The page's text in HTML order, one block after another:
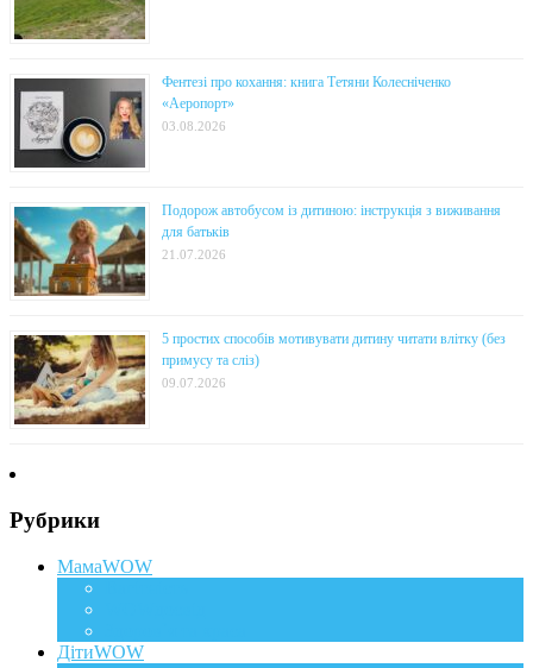
Фентезі про кохання: книга Тетяни Колесніченко
«Аеропорт»
03.08.2026
Подорож автобусом із дитиною: інструкція з виживання
для батьків
21.07.2026
5 простих способів мотивувати дитину читати влітку (без
примусу та сліз)
09.07.2026
Рубрики
МамаWOW
ДітиWOW